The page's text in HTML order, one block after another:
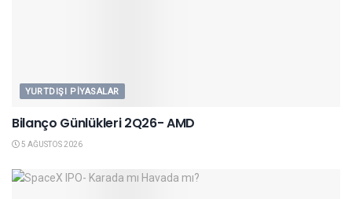
YURTDIŞI PIYASALAR
Bilanço Günlükleri 2Q26- AMD
5 AĞUSTOS 2026